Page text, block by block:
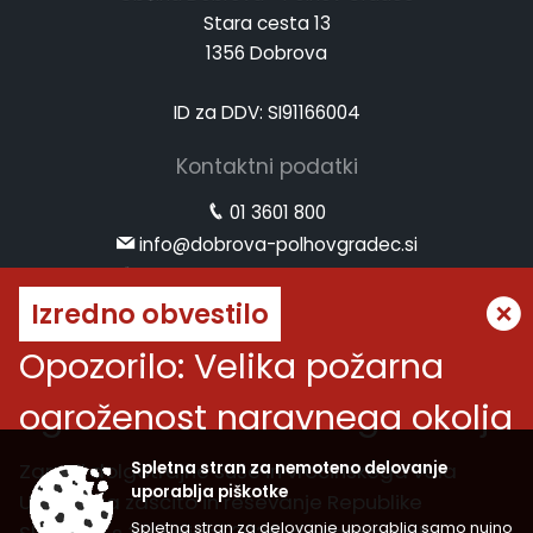
Izredno obvestilo
Opozorilo: Velika požarna
ogroženost naravnega okolja
Zaradi dolgotrajne suše in vročinskega vala
Uprava za zaščito in reševanje Republike
Stara cesta 13
1356 Dobrova
ID za DDV: SI91166004
Kontaktni podatki
01 3601 800
info@dobrova-polhovgradec.si
www.dobrova-polhovgradec.si
Uradne ure
ponedeljek: od 8.00 do 12.00
sreda:od 8.00 do 12.00 in od 14.00 do 16.00
petek:od 8.00 do 12.00
Vremenska napoved
Spletna stran za nemoteno delovanje
uporablja piškotke
Spletna stran za delovanje uporablja samo nujno